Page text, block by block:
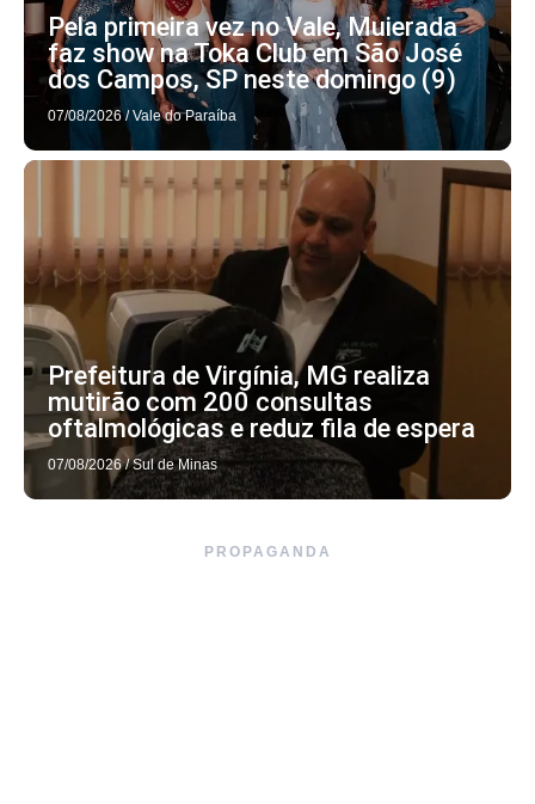
Pela primeira vez no Vale, Muierada
faz show na Toka Club em São José
dos Campos, SP neste domingo (9)
07/08/2026 / Vale do Paraíba
Prefeitura de Virgínia, MG realiza
mutirão com 200 consultas
oftalmológicas e reduz fila de espera
07/08/2026 / Sul de Minas
PROPAGANDA